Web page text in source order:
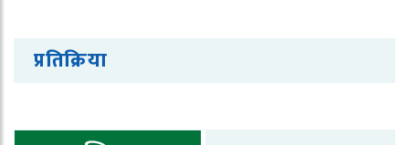
प्रतिक्रिया